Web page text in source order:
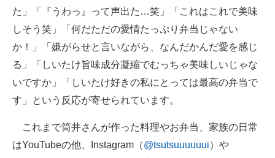
た」「『うわっ』って声出た…笑」「これはこれで美味
しそう笑」「何だただの愛情たっぷり弁当じゃない
か！」「嫌がらせと言いながら、なんだかんだ愛を感じ
る」「しいたけ旨味成分凝縮でむっちゃ美味しいじゃな
いですか」「しいたけ好きの私にとっては最高の弁当で
す」という反応が寄せられています。
これまで筒井さんが作った料理やお弁当、家族の日常
はYouTubeの他、Instagram（@tsutsuuuuuui）や